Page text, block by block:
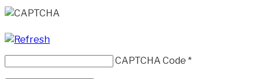
CAPTCHA Code *